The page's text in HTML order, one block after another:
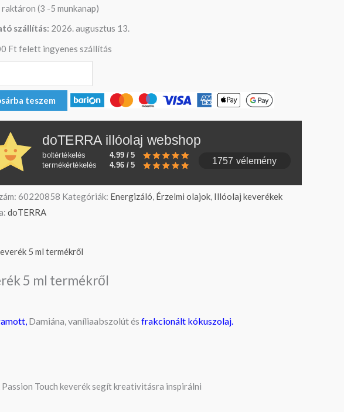
raktáron (3 -5 munkanap)
szállítás: 2026. augusztus 13.
Ft felett ingyenes szállítás
teszem
doTERRA illóolaj webshop
boltértékelés
4.99 / 5
termékértékelés
4.96 / 5 1757 vélemény
60220858 Kategóriák: Energizáló, Érzelmi olajok, Illóolaj keverékek
doTERRA
5 ml termékről
5 ml termékről
Damiána, vaníliaabszolútés frakcionált kókuszolaj.
Touch keverék segít kreativitásra inspirálni